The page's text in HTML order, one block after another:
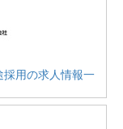
採用の求人情報一